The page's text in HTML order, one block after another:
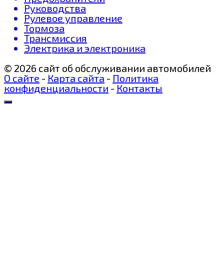
Руководства
Рулевое управление
Тормоза
Трансмиссия
Электрика и электроника
© 2026 сайт об обслуживании автомобилей
О сайте - Карта сайта - Политика
конфиденциальности - Контакты